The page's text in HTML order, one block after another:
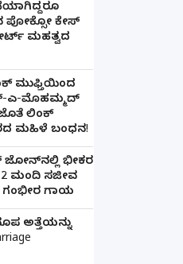
ಕೇಸ್
ಮಹತ್ವದ
ಮುಫ್ತಿಯಿಂದ
ಎ-ಮೊಹಮ್ಮದ್
ಲಿಂಕ್
ಮಹಿಳೆ ಬಂಧನ!
ಜೋನ್‌ನಲ್ಲಿ ಭೀಕರ
ಮಂದಿ ಸಜೀವ
ಗಾಯ
ಅತ್ತೆಯನ್ನು